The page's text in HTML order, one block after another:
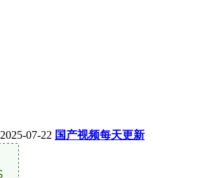
2025-07-22 国产视频每天更新